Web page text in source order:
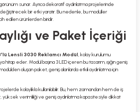
sunar. Ayrıca dekoratif aydınlatma projelerinde
değiştirecek bir etki yaratır. Bu nedenle, bu modüller
edilen ürünlerden biridir.
ve Paket İçeriği
Lensli 3030 Reklamcı Modül, kolay kurulumu
eder. Modül başına 3 LED içeren bu tasarım, ışığın geniş
oluşan paket, geniş alanlarda etkili aydınlatma için
kolaylıkla kullanılabilir. Bu, hem zamandan hem de iş
verimliliği ve geniş aydınlatma kapasitesiyle dikkat